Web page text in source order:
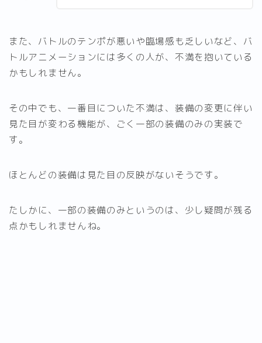
また、バトルのテンポが悪いや臨場感も乏しいなど、バ
トルアニメーションには多くの人が、不満を抱いている
かもしれません。
その中でも、一番目についた不満は、装備の変更に伴い
見た目が変わる機能が、ごく一部の装備のみの実装で
す。
ほとんどの装備は見た目の反映がないそうです。
たしかに、一部の装備のみというのは、少し疑問が残る
点かもしれませんね。